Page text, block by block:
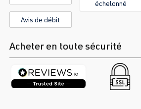
échelonné
Avis de débit
Acheter en toute sécurité